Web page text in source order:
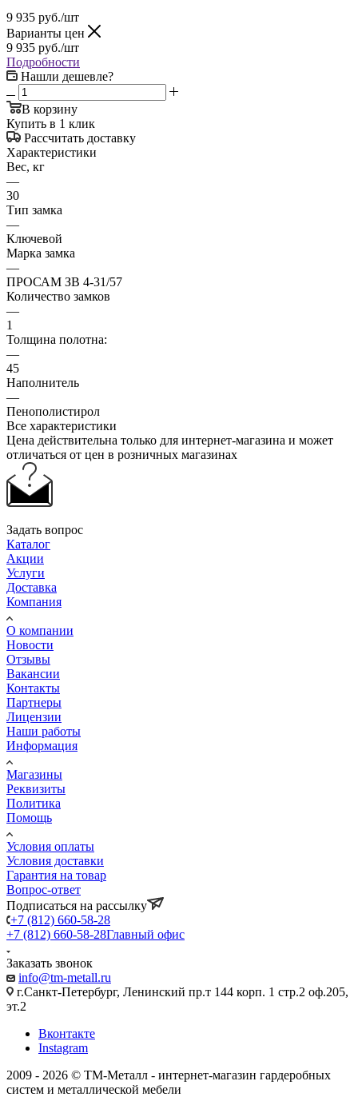
9 935 руб./шт
Варианты цен
9 935 руб./шт
Подробности
Нашли дешевле?
В корзину
Купить в 1 клик
Рассчитать доставку
Характеристики
Вес, кг
—
30
Тип замка
—
Ключевой
Марка замка
—
ПРОСАМ ЗВ 4-31/57
Количество замков
—
1
Толщина полотна:
—
45
Наполнитель
—
Пенополистирол
Все характеристики
Цена действительна только для интернет-магазина и может
отличаться от цен в розничных магазинах
Задать вопрос
Каталог
Акции
Услуги
Доставка
Компания
О компании
Новости
Отзывы
Вакансии
Контакты
Партнеры
Лицензии
Наши работы
Информация
Магазины
Реквизиты
Политика
Помощь
Условия оплаты
Условия доставки
Гарантия на товар
Вопрос-ответ
Подписаться на рассылку
+7 (812) 660-58-28
+7 (812) 660-58-28Главный офис
Заказать звонок
info@tm-metall.ru
г.Санкт-Петербург, Ленинский пр.т 144 корп. 1 стр.2 оф.205,
эт.2
Вконтакте
Instagram
2009 - 2026 © ТМ-Металл - интернет-магазин гардеробных
систем и металлической мебели